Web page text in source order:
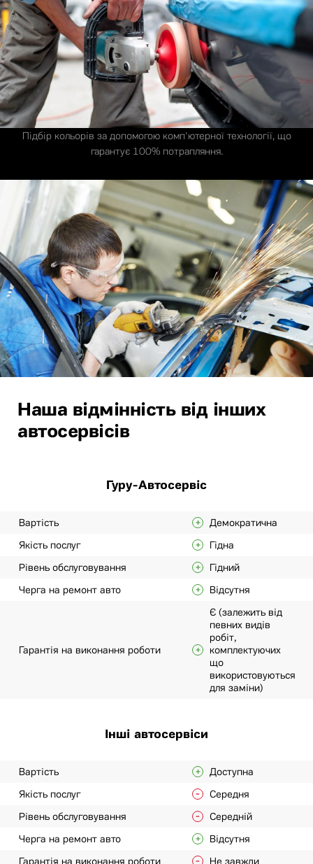
Підбір кольорів за допомогою комп'ютерної технології, що
гарантує 100% потрапляння.
Наша відмінність від інших
автосервісів
Гуру-Автосервіс
Вартість
Демократична
Якість послуг
Гідна
Рівень обслуговування
Гідний
Черга на ремонт авто
Відсутня
Гарантія на виконання роботи
Є (залежить від
певних видів
робіт,
комплектуючих
що
використовуються
для заміни)
Інші автосервіси
Вартість
Доступна
Якість послуг
Середня
Рівень обслуговування
Середній
Черга на ремонт авто
Відсутня
Гарантія на виконання роботи
Не завжди